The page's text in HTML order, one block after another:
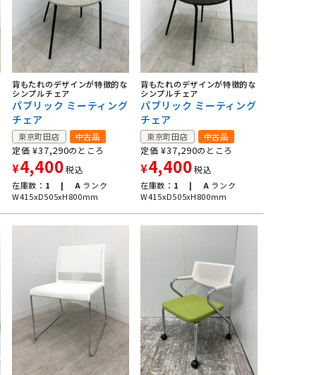
背もたれのデザインが特徴的な
シンプルチェア
パブリック ミーティング
チェア
東京町田店 中古品
定価 ¥37,290のところ
¥4,400税込
在庫数： 1 | A ランク
W415xD505xH800mm
背もたれのデザインが特徴的な
シンプルチェア
パブリック ミーティング
チェア
東京町田店 中古品
定価 ¥37,290のところ
¥4,400税込
在庫数： 1 | A ランク
W415xD505xH800mm